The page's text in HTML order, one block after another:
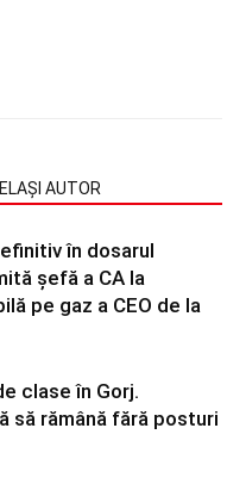
AUTOR
în dosarul
șefă a CA la
pe gaz a CEO de la
clase în Gorj.
să rămână fără posturi